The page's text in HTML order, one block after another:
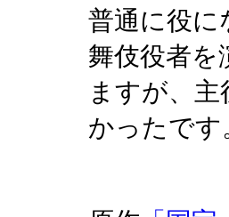
普通に役に
舞伎役者
ますが、
かったです